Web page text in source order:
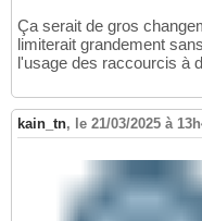
Ça serait de gros
limiterait grandement
l'usage des raccourcis à
kain_tn, le 21/03/2025 à